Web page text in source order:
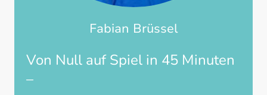
Fabian Brüssel
Von Null auf Spiel in 45 Minuten
–